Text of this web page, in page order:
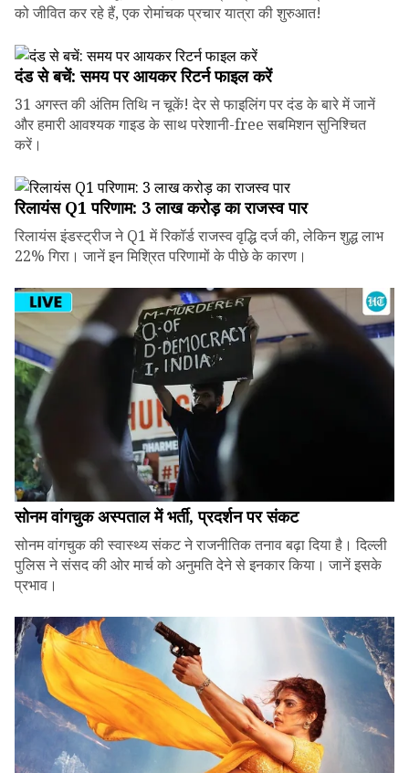
को जीवित कर रहे हैं, एक रोमांचक प्रचार यात्रा की शुरुआत!
दंड से बचें: समय पर आयकर रिटर्न फाइल करें
31 अगस्त की अंतिम तिथि न चूकें! देर से फाइलिंग पर दंड के बारे में जानें
और हमारी आवश्यक गाइड के साथ परेशानी-free सबमिशन सुनिश्चित
करें।
रिलायंस Q1 परिणाम: ₹3 लाख करोड़ का राजस्व पार
रिलायंस इंडस्ट्रीज ने Q1 में रिकॉर्ड राजस्व वृद्धि दर्ज की, लेकिन शुद्ध लाभ
22% गिरा। जानें इन मिश्रित परिणामों के पीछे के कारण।
सोनम वांगचुक अस्पताल में भर्ती, प्रदर्शन पर संकट
सोनम वांगचुक की स्वास्थ्य संकट ने राजनीतिक तनाव बढ़ा दिया है। दिल्ली
पुलिस ने संसद की ओर मार्च को अनुमति देने से इनकार किया। जानें इसके
प्रभाव।